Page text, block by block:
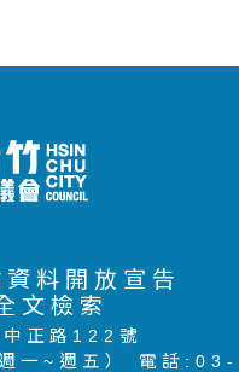
料開放宣告
文檢索
正路122號
一~週五） 電話:03-